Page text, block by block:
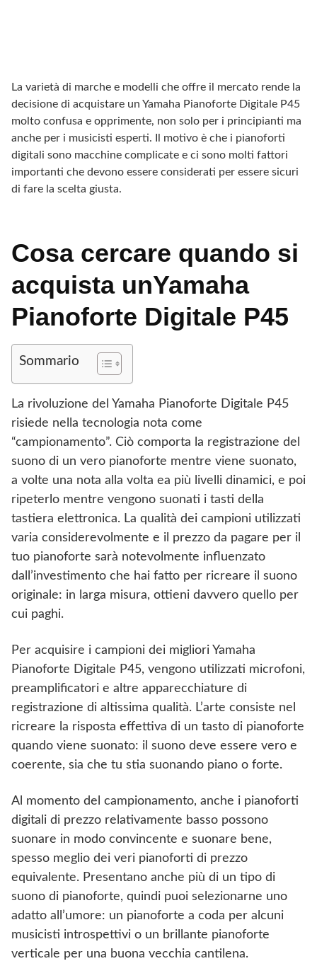
La varietà di marche e modelli che offre il mercato rende la
decisione di acquistare un Yamaha Pianoforte Digitale P45
molto confusa e opprimente, non solo per i principianti ma
anche per i musicisti esperti. Il motivo è che i pianoforti
digitali sono macchine complicate e ci sono molti fattori
importanti che devono essere considerati per essere sicuri
di fare la scelta giusta.
Cosa cercare quando si
acquista unYamaha
Pianoforte Digitale P45
Sommario
La rivoluzione del Yamaha Pianoforte Digitale P45
risiede nella tecnologia nota come
“campionamento”. Ciò comporta la registrazione del
suono di un vero pianoforte mentre viene suonato,
a volte una nota alla volta ea più livelli dinamici, e poi
ripeterlo mentre vengono suonati i tasti della
tastiera elettronica. La qualità dei campioni utilizzati
varia considerevolmente e il prezzo da pagare per il
tuo pianoforte sarà notevolmente influenzato
dall’investimento che hai fatto per ricreare il suono
originale: in larga misura, ottieni davvero quello per
cui paghi.
Per acquisire i campioni dei migliori Yamaha
Pianoforte Digitale P45, vengono utilizzati microfoni,
preamplificatori e altre apparecchiature di
registrazione di altissima qualità. L’arte consiste nel
ricreare la risposta effettiva di un tasto di pianoforte
quando viene suonato: il suono deve essere vero e
coerente, sia che tu stia suonando piano o forte.
Al momento del campionamento, anche i pianoforti
digitali di prezzo relativamente basso possono
suonare in modo convincente e suonare bene,
spesso meglio dei veri pianoforti di prezzo
equivalente. Presentano anche più di un tipo di
suono di pianoforte, quindi puoi selezionarne uno
adatto all’umore: un pianoforte a coda per alcuni
musicisti introspettivi o un brillante pianoforte
verticale per una buona vecchia cantilena.